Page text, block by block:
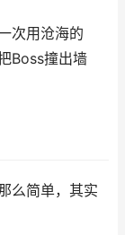
次用沧海的
Boss撞出墙
么简单，其实